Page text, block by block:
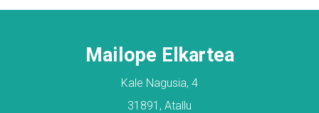
Mailope Elkartea
Kale Nagusia, 4
31891, Atallu